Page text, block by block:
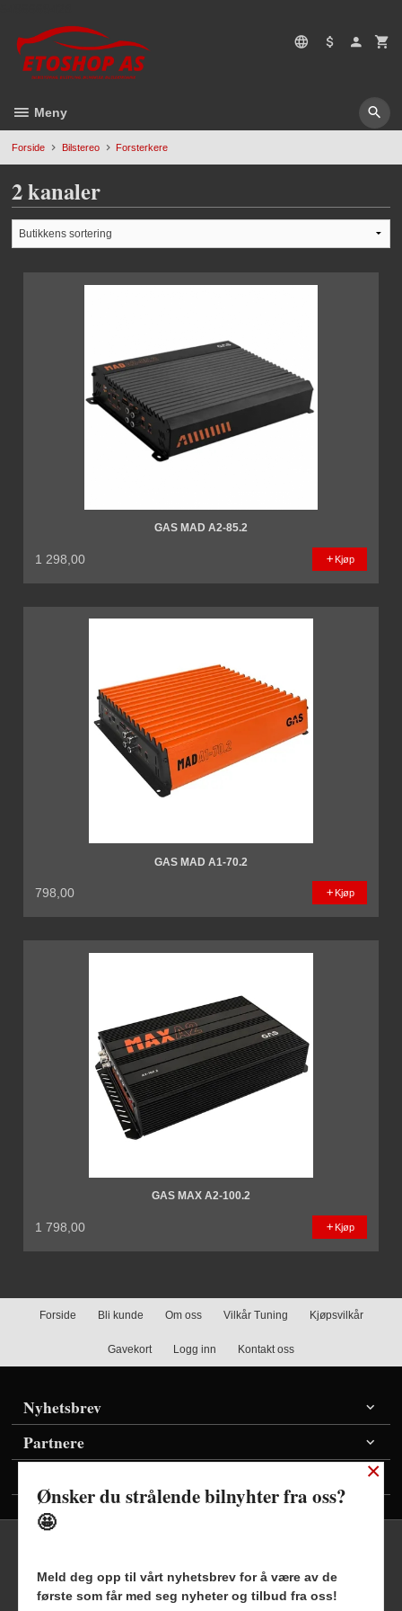
til
innholdet
Meny
Forside Bilstereo Forsterkere
2 kanaler
GAS MAD A2-85.2
1 298,00 Kjøp
GAS MAD A1-70.2
798,00 Kjøp
GAS MAX A2-100.2
1 798,00 Kjøp
Forside Bli kunde Om oss Vilkår Tuning Kjøpsvilkår
Gavekort Logg inn Kontakt oss
Nyhetsbrev
Partnere
Frakt Kjøpsbetingelser Sikkerhet og personvern
×
Ønsker du strålende bilnyhter fra oss?
🤩
Meld deg opp til vårt nyhetsbrev for å være av de
første som får med seg nyheter og tilbud fra oss!